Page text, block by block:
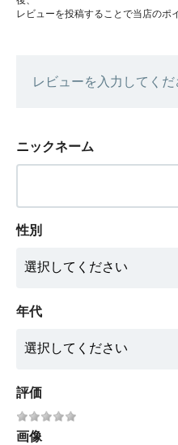
レビューを投稿することで当店のポ
レビューを入力してくだ
ニックネーム
性別
年代
評価
画像